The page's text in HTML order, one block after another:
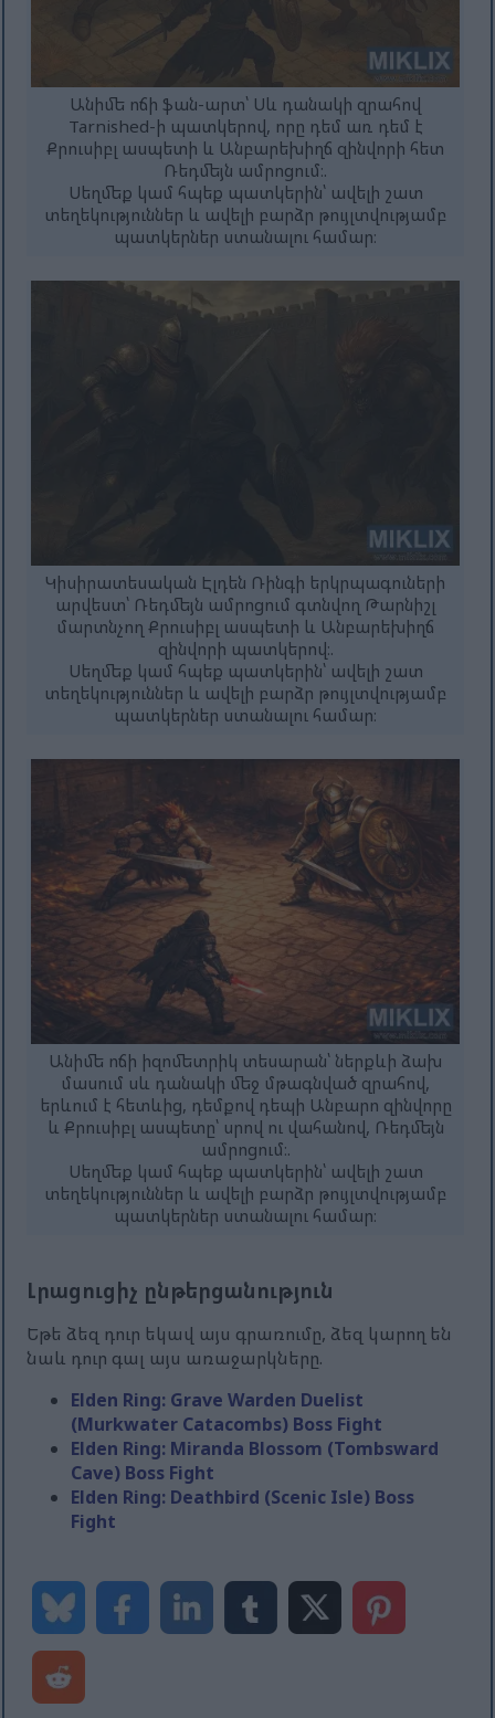
Անիմե ոճի ֆան-արտ՝ Սև դանակի զրահով
Tarnished-ի պատկերով, որը դեմ առ դեմ է
Քրուսիբլ ասպետի և Անբարեխիղճ զինվորի հետ
Ռեդմեյն ամրոցում։.
Սեղմեք կամ հպեք պատկերին՝ ավելի շատ
տեղեկություններ և ավելի բարձր թույլտվությամբ
պատկերներ ստանալու համար։
Կիսիրատեսական Էլդեն Ռինգի երկրպագուների
արվեստ՝ Ռեդմեյն ամրոցում գտնվող Թարնիշլ
մարտնչող Քրուսիբլ ասպետի և Անբարեխիղճ
զինվորի պատկերով։.
Սեղմեք կամ հպեք պատկերին՝ ավելի շատ
տեղեկություններ և ավելի բարձր թույլտվությամբ
պատկերներ ստանալու համար։
Անիմե ոճի իզոմետրիկ տեսարան՝ ներքևի ձախ
մասում սև դանակի մեջ մթագնված զրահով,
երևում է հետևից, դեմքով դեպի Անբարո զինվորը
և Քրուսիբլ ասպետը՝ սրով ու վահանով, Ռեդմեյն
ամրոցում։.
Սեղմեք կամ հպեք պատկերին՝ ավելի շատ
տեղեկություններ և ավելի բարձր թույլտվությամբ
պատկերներ ստանալու համար։
Լրացուցիչ ընթերցանություն
Եթե ​​ձեզ դուր եկավ այս գրառումը, ձեզ կարող են
նաև դուր գալ այս առաջարկները.
Elden Ring: Grave Warden Duelist
(Murkwater Catacombs) Boss Fight
Elden Ring: Miranda Blossom (Tombsward
Cave) Boss Fight
Elden Ring: Deathbird (Scenic Isle) Boss
Fight